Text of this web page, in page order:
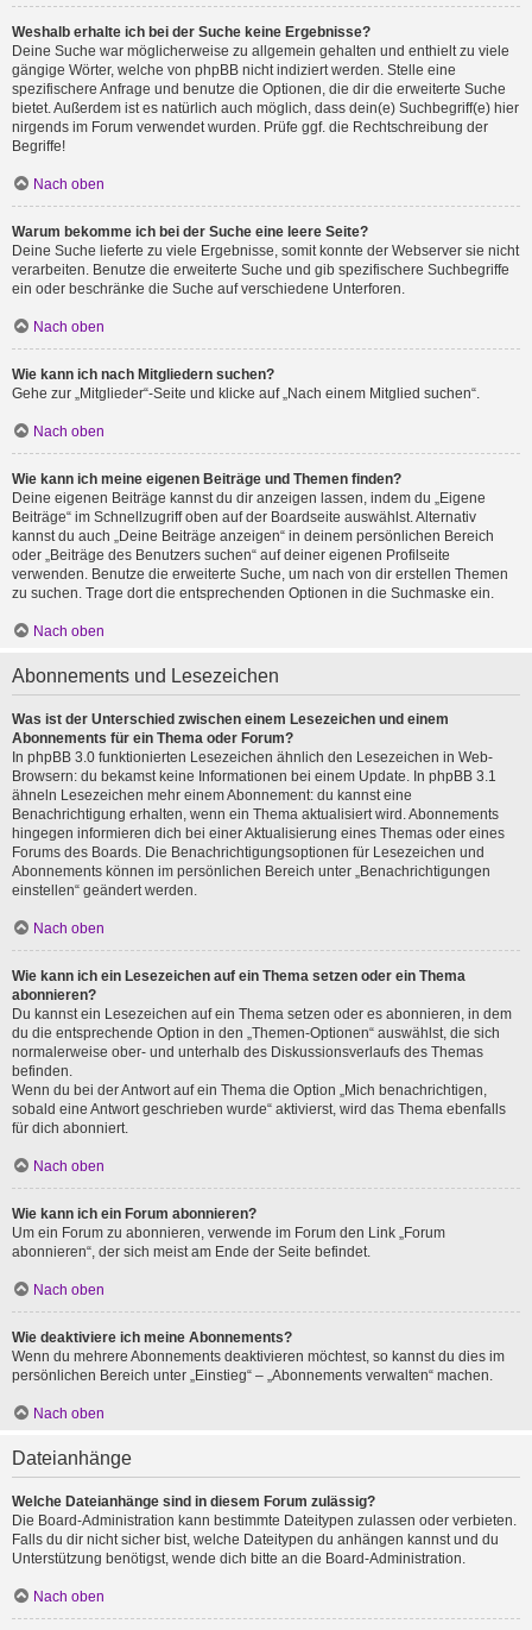
Weshalb erhalte ich bei der Suche keine Ergebnisse?
Deine Suche war möglicherweise zu allgemein gehalten und enthielt zu viele
gängige Wörter, welche von phpBB nicht indiziert werden. Stelle eine
spezifischere Anfrage und benutze die Optionen, die dir die erweiterte Suche
bietet. Außerdem ist es natürlich auch möglich, dass dein(e) Suchbegriff(e) hier
nirgends im Forum verwendet wurden. Prüfe ggf. die Rechtschreibung der
Begriffe!
Nach oben
Warum bekomme ich bei der Suche eine leere Seite?
Deine Suche lieferte zu viele Ergebnisse, somit konnte der Webserver sie nicht
verarbeiten. Benutze die erweiterte Suche und gib spezifischere Suchbegriffe
ein oder beschränke die Suche auf verschiedene Unterforen.
Nach oben
Wie kann ich nach Mitgliedern suchen?
Gehe zur „Mitglieder“-Seite und klicke auf „Nach einem Mitglied suchen“.
Nach oben
Wie kann ich meine eigenen Beiträge und Themen finden?
Deine eigenen Beiträge kannst du dir anzeigen lassen, indem du „Eigene
Beiträge“ im Schnellzugriff oben auf der Boardseite auswählst. Alternativ
kannst du auch „Deine Beiträge anzeigen“ in deinem persönlichen Bereich
oder „Beiträge des Benutzers suchen“ auf deiner eigenen Profilseite
verwenden. Benutze die erweiterte Suche, um nach von dir erstellen Themen
zu suchen. Trage dort die entsprechenden Optionen in die Suchmaske ein.
Nach oben
Abonnements und Lesezeichen
Was ist der Unterschied zwischen einem Lesezeichen und einem
Abonnements für ein Thema oder Forum?
In phpBB 3.0 funktionierten Lesezeichen ähnlich den Lesezeichen in Web-
Browsern: du bekamst keine Informationen bei einem Update. In phpBB 3.1
ähneln Lesezeichen mehr einem Abonnement: du kannst eine
Benachrichtigung erhalten, wenn ein Thema aktualisiert wird. Abonnements
hingegen informieren dich bei einer Aktualisierung eines Themas oder eines
Forums des Boards. Die Benachrichtigungsoptionen für Lesezeichen und
Abonnements können im persönlichen Bereich unter „Benachrichtigungen
einstellen“ geändert werden.
Nach oben
Wie kann ich ein Lesezeichen auf ein Thema setzen oder ein Thema
abonnieren?
Du kannst ein Lesezeichen auf ein Thema setzen oder es abonnieren, in dem
du die entsprechende Option in den „Themen-Optionen“ auswählst, die sich
normalerweise ober- und unterhalb des Diskussionsverlaufs des Themas
befinden.
Wenn du bei der Antwort auf ein Thema die Option „Mich benachrichtigen,
sobald eine Antwort geschrieben wurde“ aktivierst, wird das Thema ebenfalls
für dich abonniert.
Nach oben
Wie kann ich ein Forum abonnieren?
Um ein Forum zu abonnieren, verwende im Forum den Link „Forum
abonnieren“, der sich meist am Ende der Seite befindet.
Nach oben
Wie deaktiviere ich meine Abonnements?
Wenn du mehrere Abonnements deaktivieren möchtest, so kannst du dies im
persönlichen Bereich unter „Einstieg“ – „Abonnements verwalten“ machen.
Nach oben
Dateianhänge
Welche Dateianhänge sind in diesem Forum zulässig?
Die Board-Administration kann bestimmte Dateitypen zulassen oder verbieten.
Falls du dir nicht sicher bist, welche Dateitypen du anhängen kannst und du
Unterstützung benötigst, wende dich bitte an die Board-Administration.
Nach oben